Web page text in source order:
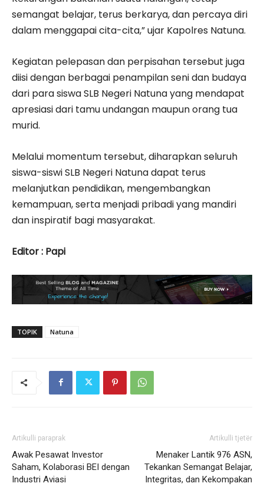
semangat belajar, terus berkarya, dan percaya diri
dalam menggapai cita-cita,” ujar Kapolres Natuna.
Kegiatan pelepasan dan perpisahan tersebut juga
diisi dengan berbagai penampilan seni dan budaya
dari para siswa SLB Negeri Natuna yang mendapat
apresiasi dari tamu undangan maupun orang tua
murid.
Melalui momentum tersebut, diharapkan seluruh
siswa-siswi SLB Negeri Natuna dapat terus
melanjutkan pendidikan, mengembangkan
kemampuan, serta menjadi pribadi yang mandiri
dan inspiratif bagi masyarakat.
Editor : Papi
TOPIK Natuna
Artikulli paraprak
Awak Pesawat Investor
Saham, Kolaborasi BEI dengan
Industri Aviasi
Artikulli tjetër
Menaker Lantik 976 ASN,
Tekankan Semangat Belajar,
Integritas, dan Kekompakan